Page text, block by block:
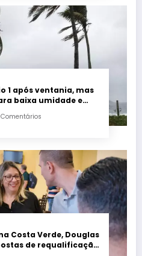
1 após ventania, mas
baixa umidade e
Costa Verde, Douglas
de requalificação